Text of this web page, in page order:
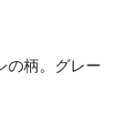
の柄。グレー